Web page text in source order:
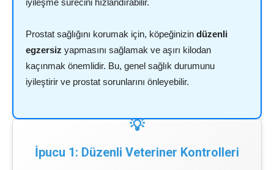
iyileşme sürecini hızlandırabilir.
Prostat sağlığını korumak için, köpeğinizin düzenli
egzersiz yapmasını sağlamak ve aşırı kilodan
kaçınmak önemlidir. Bu, genel sağlık durumunu
iyileştirir ve prostat sorunlarını önleyebilir.
İpucu 1: Düzenli Veteriner Kontrolleri